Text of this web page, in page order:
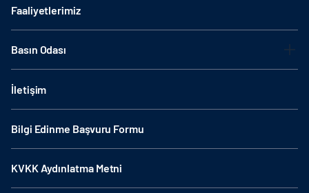
Faaliyetlerimiz
Basın Odası
İletişim
Bilgi Edinme Başvuru Formu
KVKK Aydınlatma Metni